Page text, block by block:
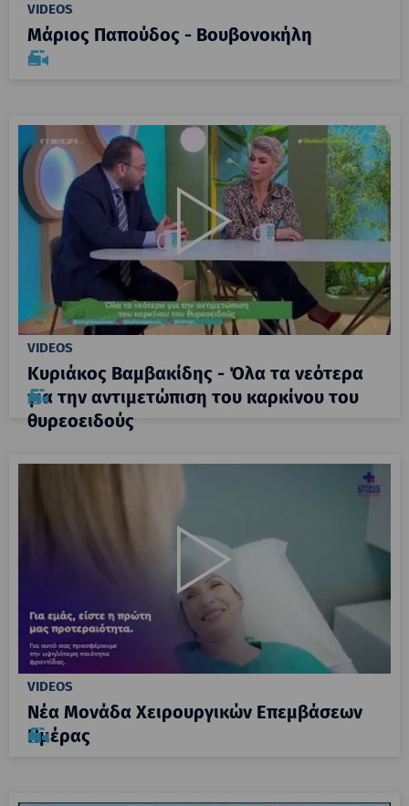
VIDEOS
Μάριος Παπούδος - Βουβονοκήλη
VIDEOS
Κυριάκος Βαμβακίδης - Όλα τα νεότερα
για την αντιμετώπιση του καρκίνου του
θυρεοειδούς
VIDEOS
Νέα Μονάδα Χειρουργικών Επεμβάσεων
Ημέρας